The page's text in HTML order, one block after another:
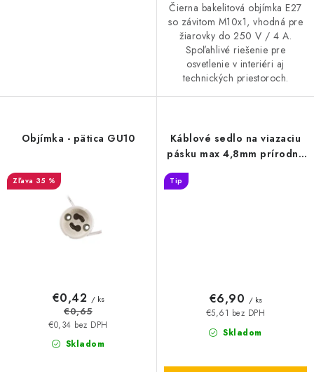
Čierna bakelitová objímka E27
so závitom M10x1, vhodná pre
žiarovky do 250 V / 4 A.
Spoľahlivé riešenie pre
osvetlenie v interiéri aj
technických priestoroch.
Objímka - pätica GU10
35 %
Skladom
€0,34 bez DPH
€0,42 / ks
€0,65
Káblové sedlo na viazaciu
pásku max 4,8mm prírodná
Tip
Skladom
€5,61 bez DPH
€6,90 / ks